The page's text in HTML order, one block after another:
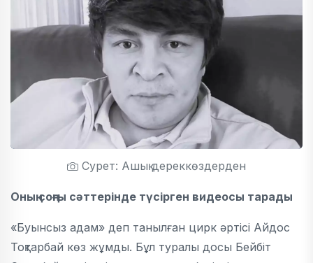
Сурет: Ашық дереккөздерден
Оның соңғы сәттерінде түсірген видеосы тарады
«Буынсыз адам» деп танылған цирк әртісі Айдос
Тоқтарбай көз жұмды. Бұл туралы досы Бейбіт